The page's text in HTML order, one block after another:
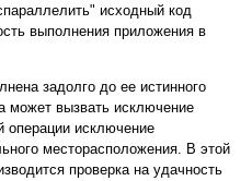
исходный код
выполнения приложения в
задолго до ее истинного
может вызвать исключение
операции исключение
месторасположения. В этой
проверка на удачность